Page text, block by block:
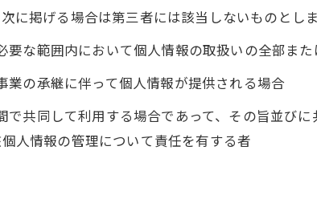
に掲げる場合は第三者には該当しないものとしま
要な範囲内において個人情報の取扱いの全部ま
業の承継に伴って個人情報が提供される場合
で共同して利用する場合であって、その旨並び
人情報の管理について責任を有する者